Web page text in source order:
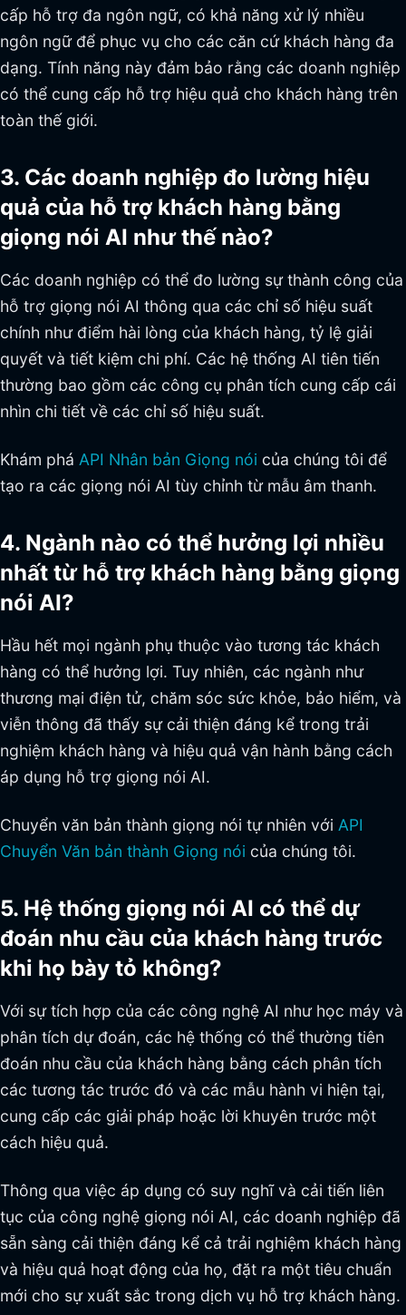
cấp hỗ trợ đa ngôn ngữ, có khả năng xử lý nhiều
ngôn ngữ để phục vụ cho các căn cứ khách hàng đa
dạng. Tính năng này đảm bảo rằng các doanh nghiệp
có thể cung cấp hỗ trợ hiệu quả cho khách hàng trên
toàn thế giới.
3. Các doanh nghiệp đo lường hiệu
quả của hỗ trợ khách hàng bằng
giọng nói AI như thế nào?
Các doanh nghiệp có thể đo lường sự thành công của
hỗ trợ giọng nói AI thông qua các chỉ số hiệu suất
chính như điểm hài lòng của khách hàng, tỷ lệ giải
quyết và tiết kiệm chi phí. Các hệ thống AI tiên tiến
thường bao gồm các công cụ phân tích cung cấp cái
nhìn chi tiết về các chỉ số hiệu suất.
Khám phá API Nhân bản Giọng nói của chúng tôi để
tạo ra các giọng nói AI tùy chỉnh từ mẫu âm thanh.
4. Ngành nào có thể hưởng lợi nhiều
nhất từ hỗ trợ khách hàng bằng giọng
nói AI?
Hầu hết mọi ngành phụ thuộc vào tương tác khách
hàng có thể hưởng lợi. Tuy nhiên, các ngành như
thương mại điện tử, chăm sóc sức khỏe, bảo hiểm, và
viễn thông đã thấy sự cải thiện đáng kể trong trải
nghiệm khách hàng và hiệu quả vận hành bằng cách
áp dụng hỗ trợ giọng nói AI.
Chuyển văn bản thành giọng nói tự nhiên với API
Chuyển Văn bản thành Giọng nói của chúng tôi.
5. Hệ thống giọng nói AI có thể dự
đoán nhu cầu của khách hàng trước
khi họ bày tỏ không?
Với sự tích hợp của các công nghệ AI như học máy và
phân tích dự đoán, các hệ thống có thể thường tiên
đoán nhu cầu của khách hàng bằng cách phân tích
các tương tác trước đó và các mẫu hành vi hiện tại,
cung cấp các giải pháp hoặc lời khuyên trước một
cách hiệu quả.
Thông qua việc áp dụng có suy nghĩ và cải tiến liên
tục của công nghệ giọng nói AI, các doanh nghiệp đã
sẵn sàng cải thiện đáng kể cả trải nghiệm khách hàng
và hiệu quả hoạt động của họ, đặt ra một tiêu chuẩn
mới cho sự xuất sắc trong dịch vụ hỗ trợ khách hàng.